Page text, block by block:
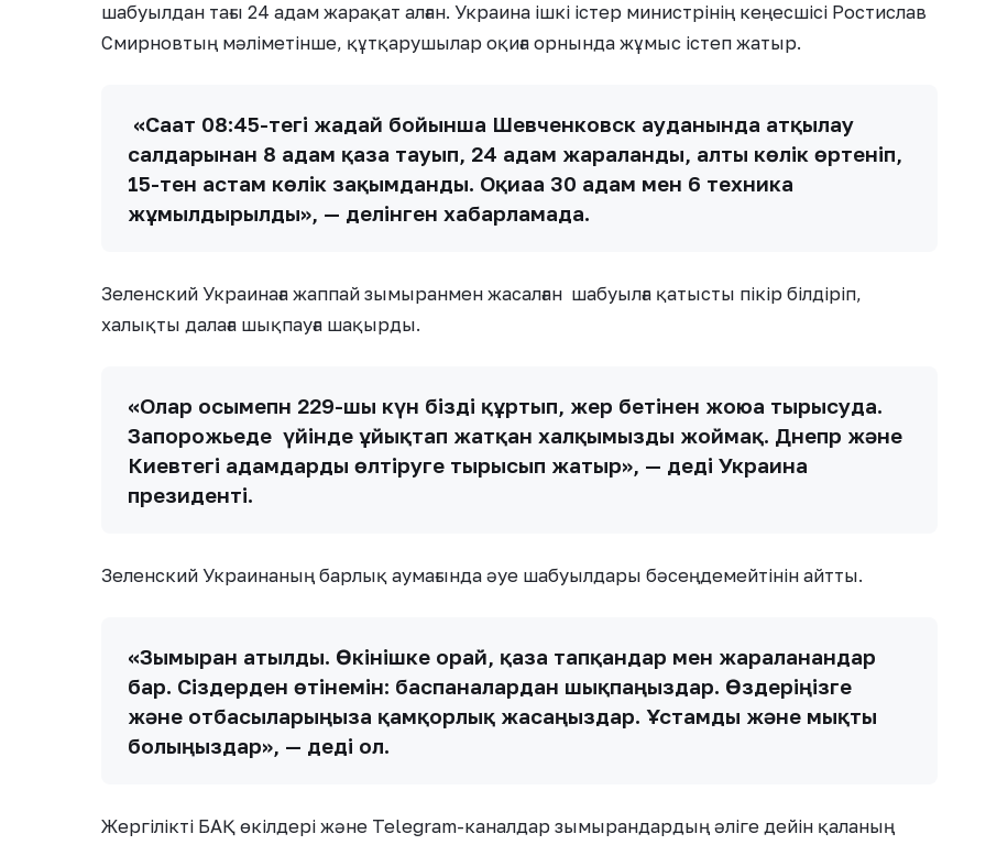
шабуылдан тағы 24 адам жарақат алған. Украина ішкі істер министрінің кеңесшісі Ростислав
Смирновтың мәліметінше, құтқарушылар оқиға орнында жұмыс істеп жатыр.
«Сағат 08:45-тегі жағдай бойынша Шевченковск ауданында атқылау
салдарынан 8 адам қаза тауып, 24 адам жараланды, алты көлік өртеніп,
15-тен астам көлік зақымданды. Оқиғаға 30 адам мен 6 техника
жұмылдырылды», — делінген хабарламада.
Зеленский Украинаға жаппай зымыранмен жасалған шабуылға қатысты пікір білдіріп,
халықты далаға шықпауға шақырды.
«Олар осымепн 229-шы күн бізді құртып, жер бетінен жоюға тырысуда.
Запорожьеде үйінде ұйықтап жатқан халқымызды жоймақ. Днепр және
Киевтегі адамдарды өлтіруге тырысып жатыр», — деді Украина
президенті.
Зеленский Украинаның барлық аумағында әуе шабуылдары бәсеңдемейтінін айтты.
«Зымыран атылды. Өкінішке орай, қаза тапқандар мен жараланғандар
бар. Сіздерден өтінемін: баспаналардан шықпаңыздар. Өздеріңізге
және отбасыларыңызға қамқорлық жасаңыздар. Ұстамды және мықты
болыңыздар», — деді ол.
Жергілікті БАҚ өкілдері және Telegram-каналдар зымырандардың әліге дейін қаланың